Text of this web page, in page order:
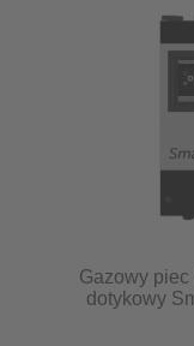
Gazowy piec
dotykowy